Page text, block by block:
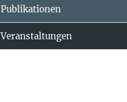
Publikationen
Veranstaltungen